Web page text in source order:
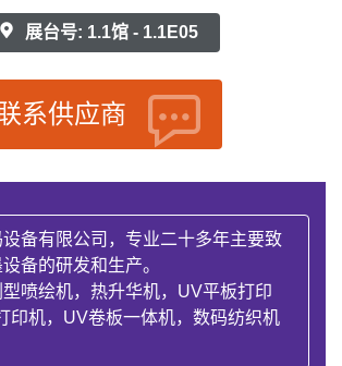
展台号: 1.1馆 - 1.1E05
系供应商
设备有限公司，专业二十多年主要致
备的研发和生产。
喷绘机，热升华机，UV平板打印
印机，UV卷板一体机，数码纺织机